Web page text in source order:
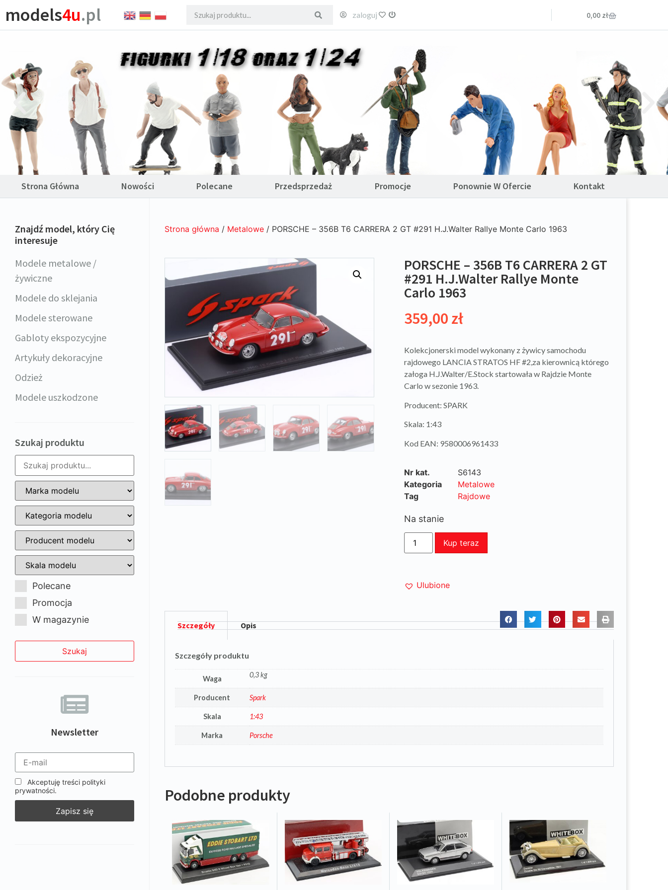
models4u.pl zaloguj ulubione 0,00 zł
Strona Główna Nowości Polecane Przedsprzedaż Promocje Ponownie W Ofercie Kontakt
Znajdź model, który Cię
interesuje
Modele metalowe /
żywiczne
Modele do sklejania
Modele sterowane
Gabloty ekspozycyjne
Artykuły dekoracyjne
Odzież
Modele uszkodzone
Szukaj produktu
Polecane
Promocja
W magazynie
Newsletter
Akceptuję treści polityki
prywatności.
Strona główna / Metalowe/ PORSCHE – 356B T6 CARRERA 2 GT #291 H.J.Walter Rallye Monte Carlo 1963
PORSCHE – 356B T6 CARRERA 2 GT
#291 H.J.Walter Rallye Monte
Carlo 1963
359,00 zł
Kolekcjonerski model wykonany z żywicy samochodu
rajdowego LANCIA STRATOS HF #2,za kierownicą którego
załoga H.J.Walter/E.Stock startowała w Rajdzie Monte
Carlo w sezonie 1963.
Producent: SPARK
Skala: 1:43
Kod EAN: 9580006961433
Nr kat.
S6143
Kategoria
Metalowe
Tag
Rajdowe
Na stanie
Kup teraz
Ulubione
Szczegóły Opis
Szczegóły produktu
Waga 0,3 kg
Producent Spark
Skala 1:43
Marka Porsche
Podobne produkty